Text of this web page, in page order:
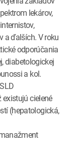
lekárov,
a ďalších. V roku
odporúčania
diabetologickej
a kol.
cielené
(hepatologická,